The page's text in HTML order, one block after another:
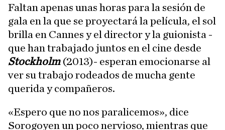
Faltan apenas unas horas para la sesión de
gala en la que se proyectará la película, el sol
brilla en Cannes y el director y la guionista -
que han trabajado juntos en el cine desde
Stockholm(2013)- esperan emocionarse al
ver su trabajo rodeados de mucha gente
querida y compañeros.
«Espero que no nos paralicemos», dice
Sorogoyen un poco nervioso, mientras que